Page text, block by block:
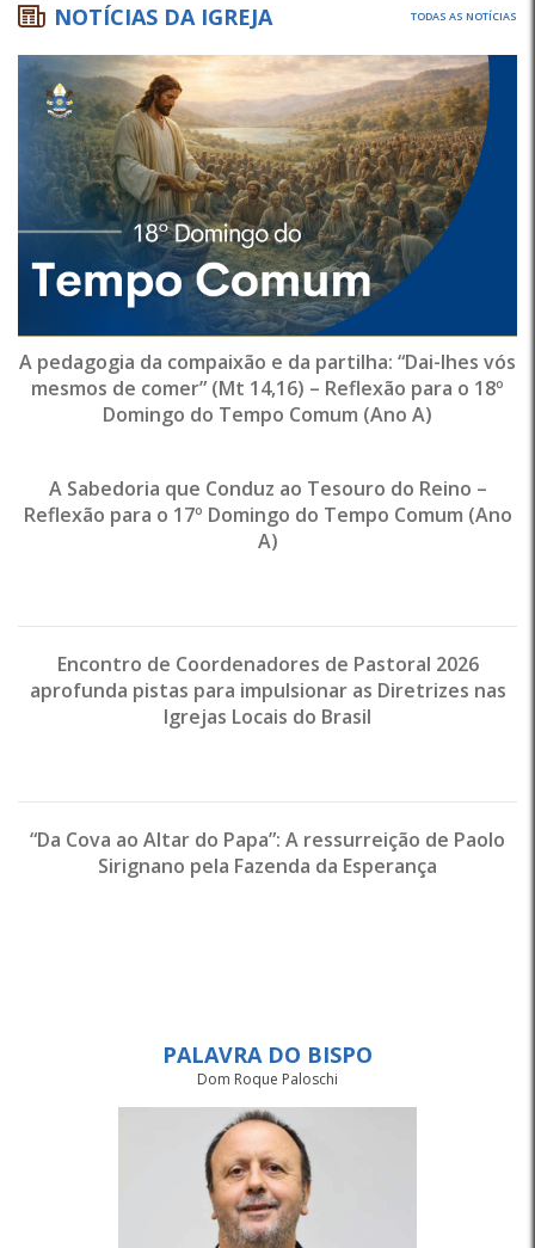
NOTÍCIAS DA IGREJA TODAS AS NOTÍCIAS
A pedagogia da compaixão e da partilha: “Dai-lhes vós
mesmos de comer” (Mt 14,16) – Reflexão para o 18º
Domingo do Tempo Comum (Ano A)
A Sabedoria que Conduz ao Tesouro do Reino –
Reflexão para o 17º Domingo do Tempo Comum (Ano
A)
Encontro de Coordenadores de Pastoral 2026
aprofunda pistas para impulsionar as Diretrizes nas
Igrejas Locais do Brasil
“Da Cova ao Altar do Papa”: A ressurreição de Paolo
Sirignano pela Fazenda da Esperança
PALAVRA DO BISPO
Dom Roque Paloschi